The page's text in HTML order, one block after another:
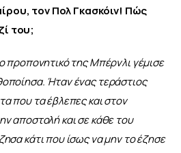
τον Πολ Γκασκόιν! Πώς
του;
προπονητικό της Μπέρνλι γέμισε
Ήταν ένας τεράστιος
που τα έβλεπες και στον
αποστολή και σε κάθε του
κάτι που ίσως να μην το έζησε